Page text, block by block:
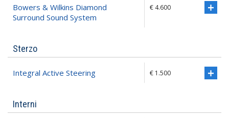
Bowers & Wilkins Diamond
Surround Sound System
€ 4.600
Sterzo
Integral Active Steering € 1.500
Interni